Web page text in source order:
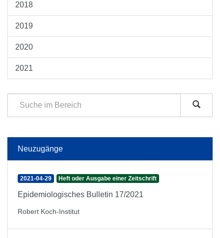
2018
2019
2020
2021
Neuzugänge
2021-04-29 Heft oder Ausgabe einer Zeitschrift
Epidemiologisches Bulletin 17/2021
Robert Koch-Institut